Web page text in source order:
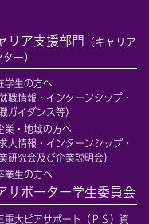
リア支援部門
（キャリア
ー）
学生の方へ
就職情報・インターンシップ・
ガイダンス等）
業・地域の方へ
求人情報・インターンシップ・
研究会及び企業説明会）
業生の方へ
サポーター学生委員会
重大ピアサポート（ＰＳ）資